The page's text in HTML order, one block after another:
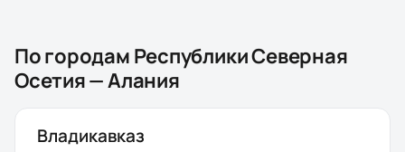
По городам Республики Северная
Осетия — Алания
Владикавказ